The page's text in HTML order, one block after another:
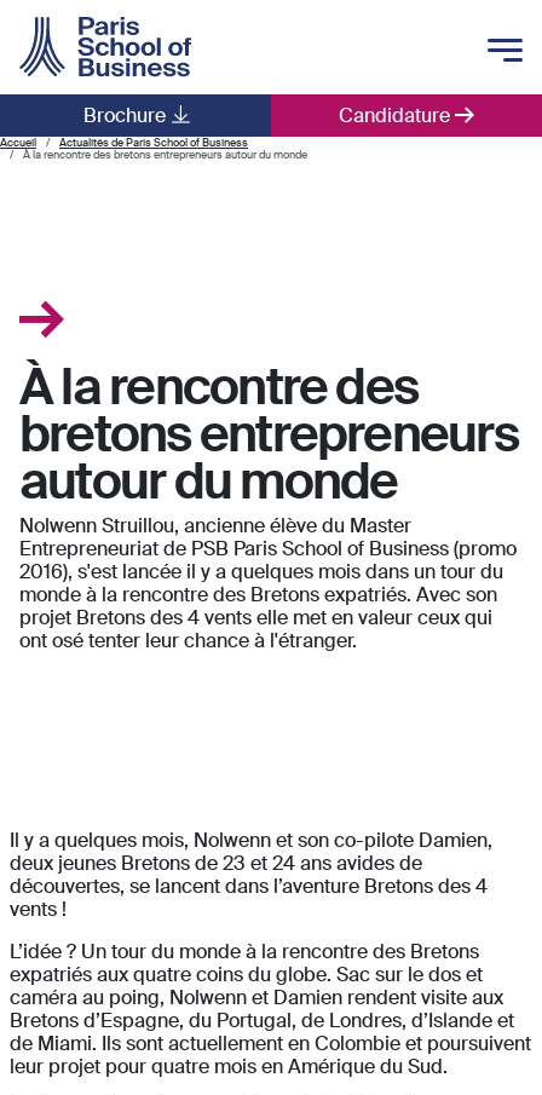
Candidature
Brochure
Main navigation
Accueil
Actualités de Paris School of Business
À la rencontre des bretons entrepreneurs autour du monde
À la rencontre des
bretons entrepreneurs
autour du monde
Nolwenn Struillou, ancienne élève du Master
Entrepreneuriat de PSB Paris School of Business (promo
2016), s'est lancée il y a quelques mois dans un tour du
monde à la rencontre des Bretons expatriés. Avec son
projet Bretons des 4 vents elle met en valeur ceux qui
ont osé tenter leur chance à l'étranger.
Il y a quelques mois, Nolwenn et son co-pilote Damien,
deux jeunes Bretons de 23 et 24 ans avides de
découvertes, se lancent dans l’aventure Bretons des 4
vents !
L’idée ? Un tour du monde à la rencontre des Bretons
expatriés aux quatre coins du globe. Sac sur le dos et
caméra au poing, Nolwenn et Damien rendent visite aux
Bretons d’Espagne, du Portugal, de Londres, d’Islande et
de Miami. Ils sont actuellement en Colombie et poursuivent
leur projet pour quatre mois en Amérique du Sud.